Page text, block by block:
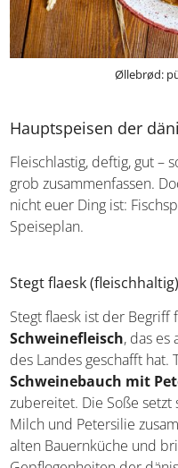
Fleischlastig, deftig, gut –
grob zusammenfassen.
nicht euer Ding ist:
Stegt flaesk ist der Begriff
Schweinefleisch, das es
Nationalgerichte des
wird das Rezeptaus
Petersiliensoße und
setzt sich wiederum aus